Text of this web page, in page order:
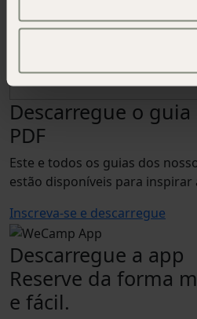
Descarregue o
PDF
Este e todos os guias dos
estão disponíveis para inspirar
Inscreva-se e descarregue
Descarregue a app
Reserve da forma
e fácil.